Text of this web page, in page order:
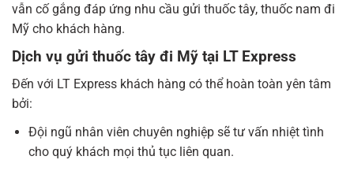
vẫn cố gắng đáp ứng nhu cầu gửi thuốc tây, thuốc nam đi
Mỹ cho khách hàng.
Dịch vụ gửi thuốc tây đi Mỹ tại LT Express
Đến với LT Express khách hàng có thể hoàn toàn yên tâm
bởi:
Đội ngũ nhân viên chuyên nghiệp sẽ tư vấn nhiệt tình
cho quý khách mọi thủ tục liên quan.